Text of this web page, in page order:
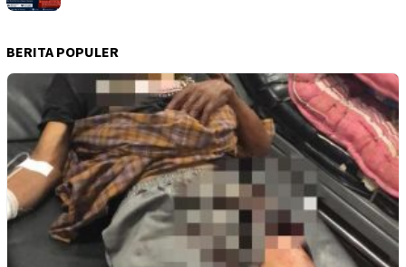
BERITA POPULER